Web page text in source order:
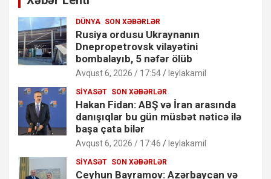
DÜNYA SON XƏBƏRLƏR
Rusiya ordusu Ukraynanın
Dnepropetrovsk vilayətini
bombalayıb, 5 nəfər ölüb
Avqust 6, 2026 / 17:54 leylakamil
SIYASƏT SON XƏBƏRLƏR
Hakan Fidan: ABŞ və İran arasında
danışıqlar bu gün müsbət nəticə ilə
başa çata bilər
Avqust 6, 2026 / 17:46 leylakamil
SIYASƏT SON XƏBƏRLƏR
Ceyhun Bayramov: Azərbaycan və